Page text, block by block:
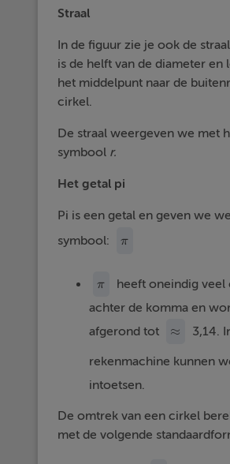
Straal
In de figuur zie je ook de
is de helft van de diameter en
het middelpunt naar de
cirkel.
De straal weergeven we met
symbool r.
Het getal pi
Pi is een getal en geven we
symbool:
π
π
π
π
heeft oneindig veel
achter de komma en
afgerond tot
≈
≈ 3,14.
rekenmachine kunnen
intoetsen.
De omtrek van een cirkel
met de volgende